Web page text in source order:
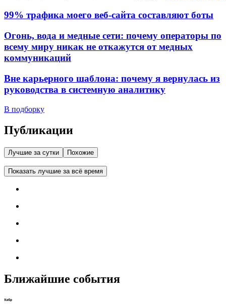
99% трафика моего веб‑сайта составляют боты
Огонь, вода и медные сети: почему операторы по
всему миру никак не откажутся от медных
коммуникаций
Вне карьерного шаблона: почему я вернулась из
руководства в системную аналитику
В подборку
Публикации
Лучшие за сутки Похожие
Показать лучшие за всё время
Ближайшие события